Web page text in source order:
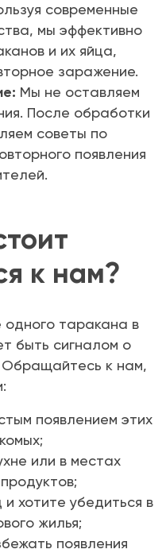
современные
мы эффективно
и их яйца,
заражение.
Мы не оставляем
После обработки
советы по
появления
к нам?
таракана в
быть сигналом о
Обращайтесь к нам,
появлением этих
или в местах
хотите убедиться в
жилья;
появления